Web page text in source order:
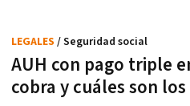
AUH con pago triple
cobra y cuáles son
LEGALES / Seguridad social